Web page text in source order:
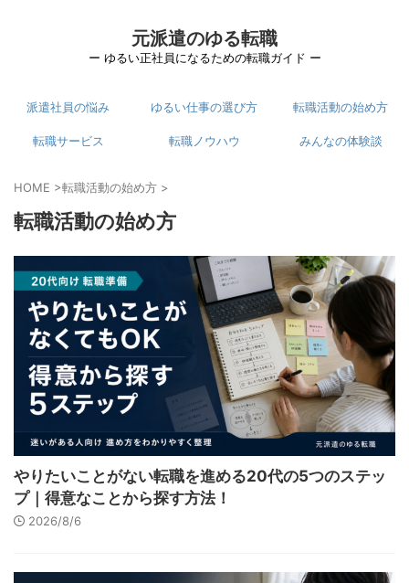
元派遣のゆる転職
ー ゆるい正社員になるための転職ガイド ー
派遣社員の悩み ゆるい仕事の選び方 転職活動の始め方
転職サービス 転職ノウハウ みんなの体験談
HOME >転職活動の始め方 >
転職活動の始め方
やりたいことがない転職を進める20代の5つのステッ
プ｜得意なことから探す方法！
2026/8/6